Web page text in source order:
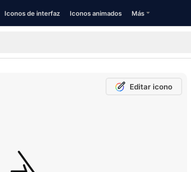
Iconos de interfaz Iconos animados Más
Editar icono